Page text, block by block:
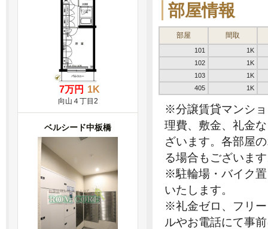
部屋情報
部屋 間取
101
1K
102
1K
103
1K
405
1K
※分譲賃貸マンシ
理費、敷金、礼金
ざいます。各部屋
る場合もございま
※駐輪場・バイク
いたします。
※礼金ゼロ、フリ
ルやお電話にて事
7万円 1K
向山４丁目2
ベルシード中板橋